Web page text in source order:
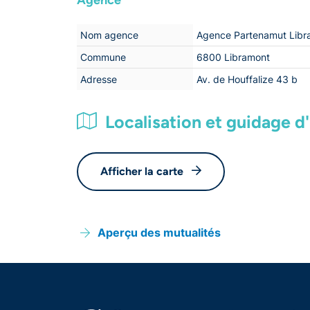
Nom agence
Agence Partenamut
Commune
6800 Libramont
Adresse
Av. de Houffalize 43 b
Localisation et guidage
Afficher la carte
Aperçu des mutualités